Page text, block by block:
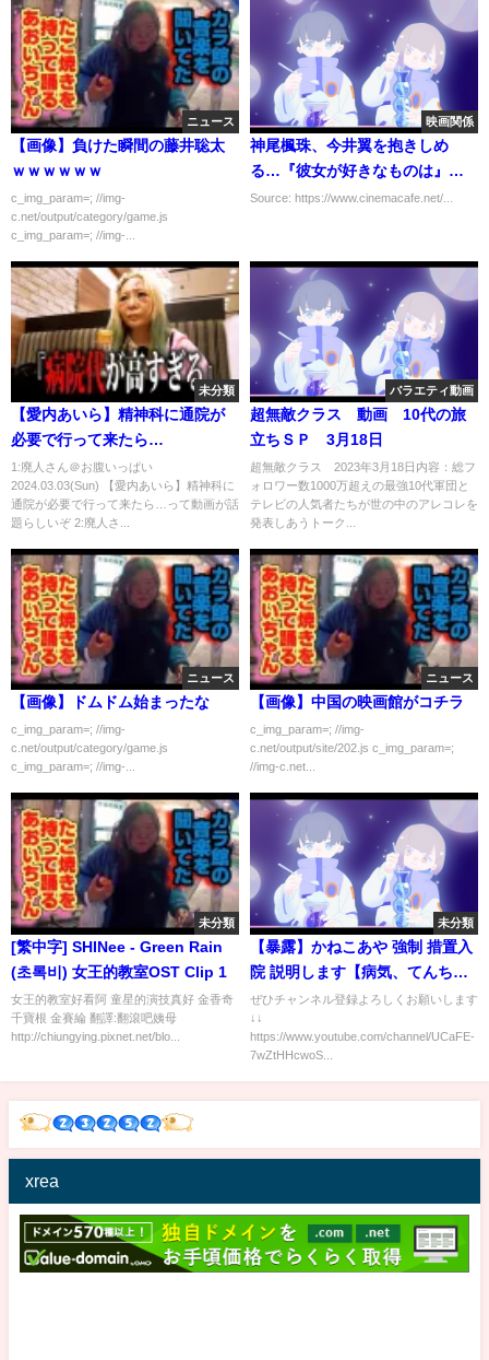
ニュース
【画像】負けた瞬間の藤井聡太
ｗｗｗｗｗｗ
c_img_param=; //img-
c.net/output/category/game.js
c_img_param=; //img-...
映画関係
神尾楓珠、今井翼を抱きしめ
る…『彼女が好きなものは』新
写真解禁
Source: https://www.cinemacafe.net/...
未分類
【愛内あいら】精神科に通院が
必要で行って来たら…
1:廃人さん＠お腹いっぱい
2024.03.03(Sun) 【愛内あいら】精神科に
通院が必要で行って来たら…って動画が話
題らしいぞ 2:廃人さ...
バラエティ動画
超無敵クラス 動画 10代の旅
立ちＳＰ 3月18日
超無敵クラス 2023年3月18日内容：総フ
ォロワー数1000万超えの最強10代軍団と
テレビの人気者たちが世の中のアレコレを
発表しあうトーク...
ニュース
【画像】ドムドム始まったな
c_img_param=; //img-
c.net/output/category/game.js
c_img_param=; //img-...
ニュース
【画像】中国の映画館がコチラ
c_img_param=; //img-
c.net/output/site/202.js c_img_param=;
//img-c.net...
未分類
[繁中字] SHINee - Green Rain
(초록비) 女王的教室OST Clip 1
女王的教室好看阿 童星的演技真好 金香奇
千寶根 金賽綸 翻譯:翻滾吧姨母
http://chiungying.pixnet.net/blo...
未分類
【暴露】かねこあや 強制 措置入
院 説明します【病気、てんち
む、コレコレ】
ぜひチャンネル登録よろしくお願いします
↓↓
https://www.youtube.com/channel/UCaFE-
7wZtHHcwoS...
xrea